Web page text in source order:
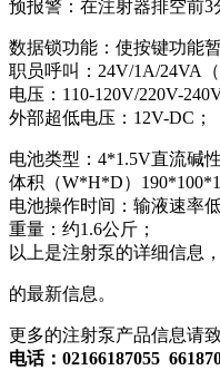
预报警：在注射器排空前3
数据锁功能：使按键功能
职员呼叫：24V/1A/24VA（
电压：110-120V/220V-
外部超低电压：12V-DC；
电池类型：4*1.5V直流碱
体积（W*H*D）
电池操作时间：输液速率
重量：约1.6公斤；
以上是注射泵的详细信息
的最新信息。
更多的注射泵产品信息请
电话：02166187055